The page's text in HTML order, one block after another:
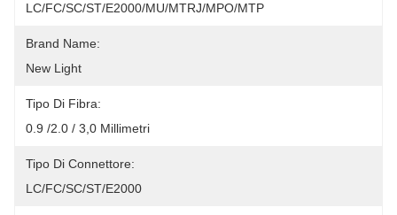
LC/FC/SC/ST/E2000/MU/MTRJ/MPO/MTP
Brand Name:
New Light
Tipo Di Fibra:
0.9 /2.0 / 3,0 Millimetri
Tipo Di Connettore:
LC/FC/SC/ST/E2000